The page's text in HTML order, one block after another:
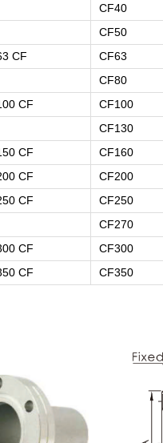
CF40
CF50
CF CF63
CF80
CF CF100
CF130
CF CF160
CF CF200
CF CF250
CF270
CF CF300
CF CF350